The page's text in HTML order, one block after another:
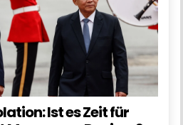
Ist es Zeit für